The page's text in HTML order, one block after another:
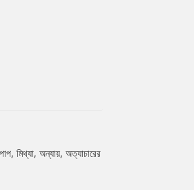
মিথ্যা, অন্যায়, অত্যাচারের